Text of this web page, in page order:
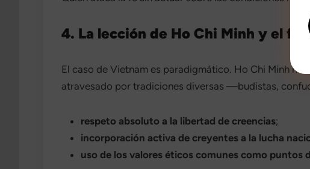
4. La lección de Ho Chi Minh y el
El caso de Vietnam es paradigmático. Ho Chi Minh
atravesado por tradiciones diversas —budistas,
respeto absoluto a la libertad de creencias;
incorporación activa de creyentes a la lucha
uso de los valores éticos comunes como puntos